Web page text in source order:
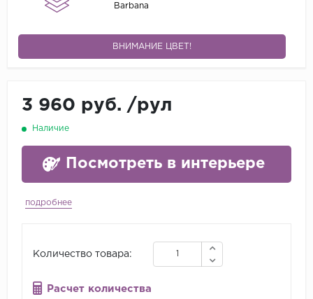
Barbana
ВНИМАНИЕ ЦВЕТ!
3 960 руб. /рул
Наличие
Посмотреть в интерьере
подробнее
Количество товара:
Расчет количества